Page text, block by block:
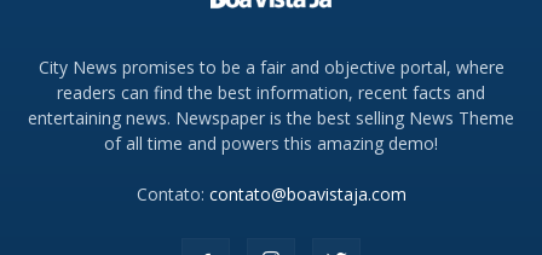
City News promises to be a fair and objective portal, where
readers can find the best information, recent facts and
entertaining news. Newspaper is the best selling News Theme
of all time and powers this amazing demo!
Contato: contato@boavistaja.com